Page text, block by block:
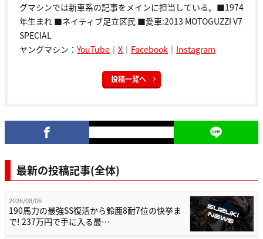
グマシンでは新車系の記事をメインに担当している。■1974
年生まれ ■ネイティブ足立区民 ■愛車:2013 MOTOGUZZI V7
SPECIAL
ヤングマシン： YouTube ｜ X ｜ Facebook ｜ Instagram
投稿一覧へ
最新の投稿記事(全体)
2026/08/06
190馬力の最強SS復活から鈴鹿8耐7位の快挙ま
で! 237万円で手に入る最…